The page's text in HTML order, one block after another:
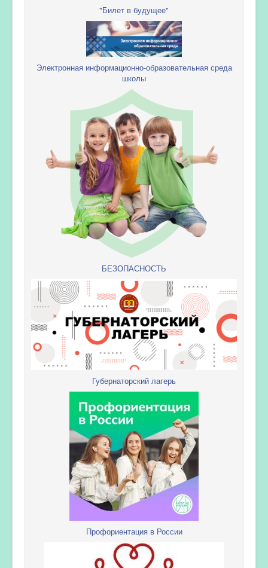
"Билет в будущее"
Электронная информационно-образовательная среда
школы
БЕЗОПАСНОСТЬ
Губернаторский лагерь
Профориентация в России